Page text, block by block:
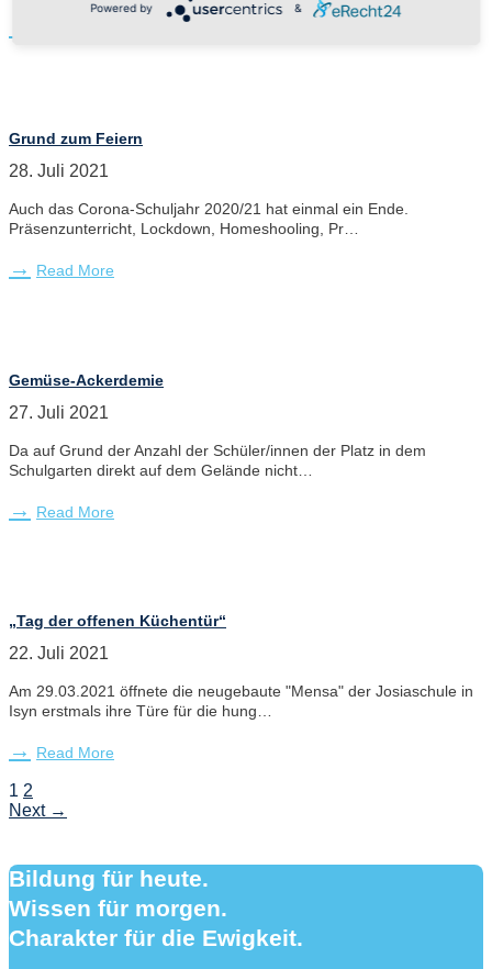
Grund zum Feiern
28. Juli 2021
Auch das Corona-Schuljahr 2020/21 hat einmal ein Ende.
Präsenzunterricht, Lockdown, Homeshooling, Pr…
Read More
Gemüse-Ackerdemie
27. Juli 2021
Da auf Grund der Anzahl der Schüler/innen der Platz in dem
Schulgarten direkt auf dem Gelände nicht…
Read More
„Tag der offenen Küchentür“
22. Juli 2021
Am 29.03.2021 öffnete die neugebaute "Mensa" der Josiaschule in
Isyn erstmals ihre Türe für die hung…
Read More
1 2
Next →
Bildung für heute.
Wissen für morgen.
Charakter für die Ewigkeit.
Powered by &